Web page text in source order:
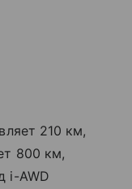
210 км,
800 км,
i-AWD